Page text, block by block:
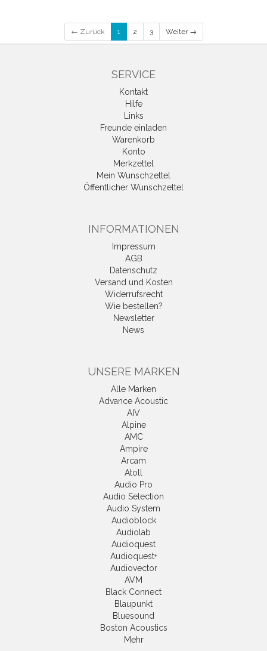
← Zurück 1 2 3 Weiter →
SERVICE
Kontakt
Hilfe
Links
Freunde einladen
Warenkorb
Konto
Merkzettel
Mein Wunschzettel
Öffentlicher Wunschzettel
INFORMATIONEN
Impressum
AGB
Datenschutz
Versand und Kosten
Widerrufsrecht
Wie bestellen?
Newsletter
News
UNSERE MARKEN
Alle Marken
Advance Acoustic
AIV
Alpine
AMC
Ampire
Arcam
Atoll
Audio Pro
Audio Selection
Audio System
Audioblock
Audiolab
Audioquest
Audioquest+
Audiovector
AVM
Black Connect
Blaupunkt
Bluesound
Boston Acoustics
Mehr